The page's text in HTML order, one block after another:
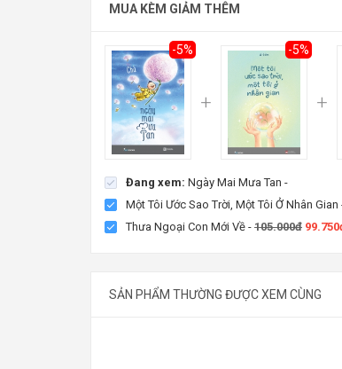
83.600đ
Tiết kiệm:
MUA KÈM GIẢM THÊM
-5% -5%
Đang xem: Ngày Mai Mưa Tan -
Một Tôi Ước Sao Trời, Một Tôi Ở Nhân Gian
Thưa Ngoại Con Mới Về - 105.000đ
SẢN PHẨM THƯỜNG ĐƯỢC XEM CÙNG